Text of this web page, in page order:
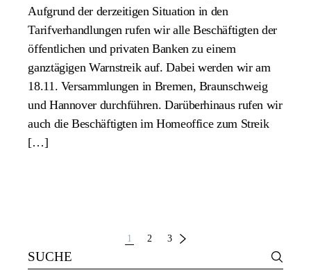
Aufgrund der derzeitigen Situation in den
Tarifverhandlungen rufen wir alle Beschäftigten der
öffentlichen und privaten Banken zu einem
ganztägigen Warnstreik auf. Dabei werden wir am
18.11. Versammlungen in Bremen, Braunschweig
und Hannover durchführen. Darüberhinaus rufen wir
auch die Beschäftigten im Homeoffice zum Streik
[…]
Navigation
1 2 3
Search
for: